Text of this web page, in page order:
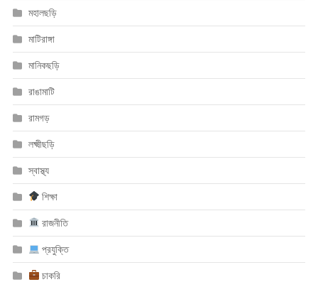
মহালছড়ি
মাটিরাঙ্গা
মানিকছড়ি
রাঙামাটি
রামগড়
লক্ষ্মীছড়ি
স্বাস্থ্য
শিক্ষা
রাজনীতি
প্রযুক্তি
চাকরি